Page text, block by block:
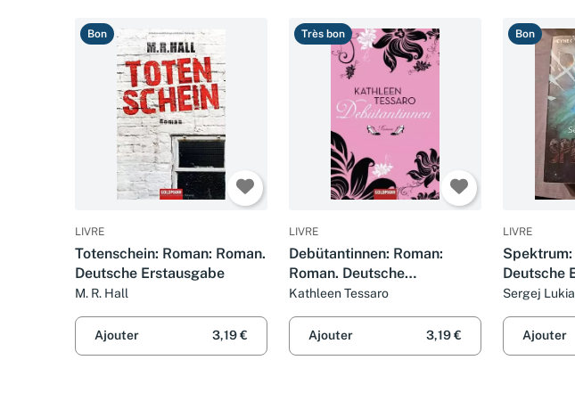
Bon
LIVRE
Totenschein: Roman: Roman.
Deutsche Erstausgabe
M. R. Hall
Ajouter 3,19 €
Très bon
LIVRE
Debütantinnen: Roman:
Roman. Deutsche
Erstausgabe
Kathleen Tessaro
Ajouter 3,19 €
Bon
LIVRE
Spektrum:
Deutsche
Sergej
Ajouter